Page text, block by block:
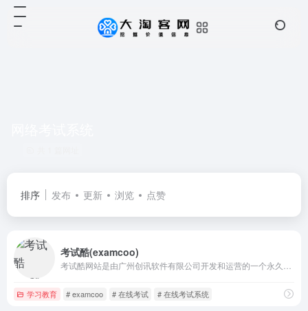
排序 发布 更新 浏览 点赞
考试酷(examcoo)
学习教育 # examcoo # 在线考试 # 在线考试系统